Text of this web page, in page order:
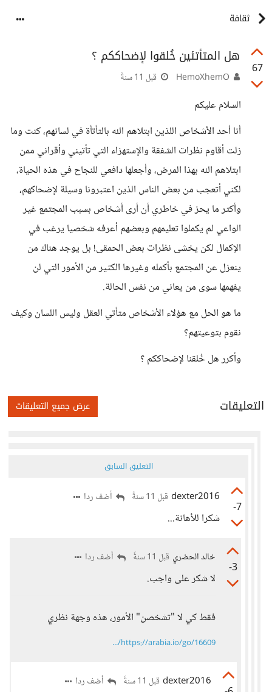
ثقافة
67
هل المتأتئين خُلقوا لإضحاككم ؟
قبل 11 سنةً
السلام عليكم
أنا أحد الأشخاص اللذين ابتلاهم الله بالتأتأة في لسانهم، كنت وما
زلت أقاوم نظرات الشفقة والإستهزاء التي تأتيني وأقراني ممن
ابتلاهم الله بهذا المرض، وأجعلها دافعي للنجاح في هذه الحياة،
لكني أتعجب من بعض الناس الذين اعتبرونا وسيلة لإضحاكهم،
وأكثر ما يحز في خاطري أن أرى أشخاص بسبب المجتمع غير
الواعي لم يكملوا تعليمهم وبعضهم أعرفه شخصيا يرغب في
الإكمال لكن يخشى نظرات بعض الحمقى! بل يوجد هناك من
ينعزل عن المجتمع بأكمله وغيرها الكثير من الأمور التي لن
يفهمها سوى من يعاني من نفس الحالة.
ما هو الحل مع هؤلاء الأشخاص متأتي العقل وليس اللسان وكيف
نقوم بتوعيتهم؟
وأكرر هل خُلقنا لإضحاككم ؟
التعليقات عرض جميع التعليقات
التعليق السابق
-7
dexter2016 قبل 11 سنةً أضف ردا
شكرا للأهانة...
-3
خالد الحضري قبل 11 سنةً أضف ردا
لا شكر على واجب.
فقط كي لا "تشخصن" الأمور، هذه وجهة نظري
https://arabia.io/go/16609/...
dexter2016 قبل 11 سنةً أضف ردا